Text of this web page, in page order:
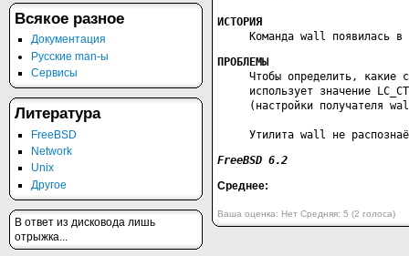
ИСТОРИЯ
Команда wall появилась в
ПРОБЛЕМЫ
Чтобы определить, какие
использует значение
(настройки получателя
Утилита wall не
Среднее:
Ваша оценка: Нет Средняя: 5 (2 голоса)
Всякое разное
Документация
Русские man-ы
Сервисы
Литература
FreeBSD
Network
Unix
Другое
B ответ из дисковода лишь
отрыжка...